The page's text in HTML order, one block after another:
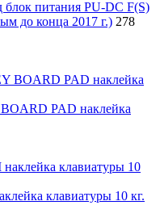
питания PU-DC F(S)
до конца 2017 г.) 278
PAD наклейка
клавиатуры 10 кг.